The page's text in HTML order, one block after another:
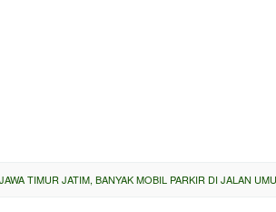
TIMUR JATIM, BANYAK MOBIL PARKIR DI JALAN